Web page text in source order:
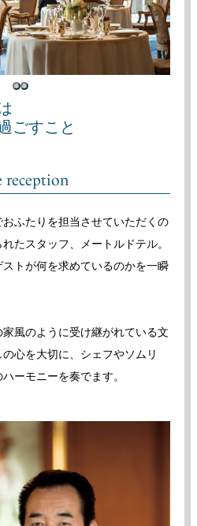
ごすこと
reception
ふたりを担当させていただくの
たスタッフ、メートルドテル。
トが何を求めているのかを一瞬
家風のように受け継がれている文
心を大切に、シェフやソムリ
ーモニーを奏でます。